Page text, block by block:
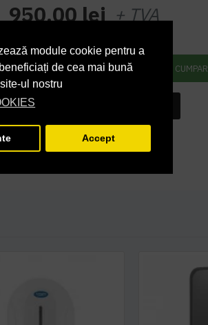
module cookie pentru a
de cea mai bună
ul nostru
Accept
950,00 lei + TVA
ADAUGĂ ÎN COŞ
INTREABA DESPRE ACEST PRODUS